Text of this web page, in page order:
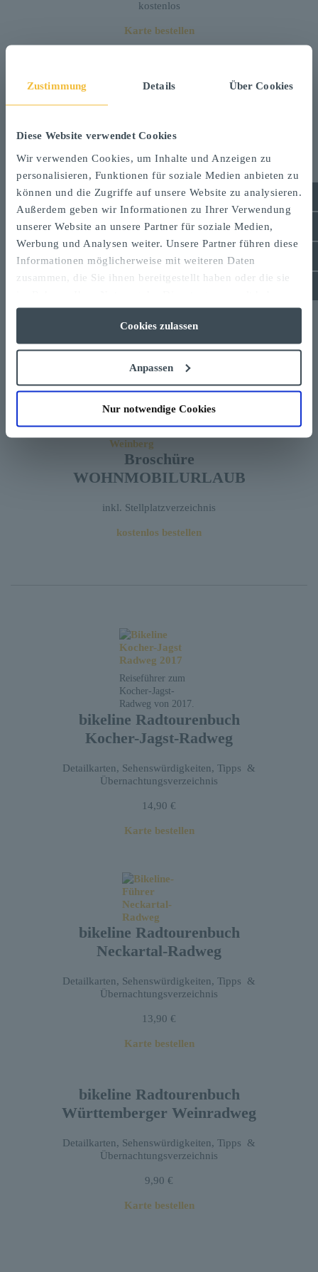
Zustimmung Details Über Cookies
Diese Website verwendet Cookies
Wir verwenden Cookies, um Inhalte und Anzeigen zu
personalisieren, Funktionen für soziale Medien anbieten zu
können und die Zugriffe auf unsere Website zu analysieren.
Außerdem geben wir Informationen zu Ihrer Verwendung
unserer Website an unsere Partner für soziale Medien,
Werbung und Analysen weiter. Unsere Partner führen diese
Informationen möglicherweise mit weiteren Daten
zusammen, die Sie ihnen bereitgestellt haben oder die sie
Cookies zulassen
Anpassen
Nur notwendige Cookies
kostenlos
Karte bestellen
RadErlebnisKarte
Rundtouren und Fernradwege
mit Radwegenetz, Tourenvorschlägen & Radservices
kostenlos
Karte bestellen
Topografische FahrradKarte
HeilbronnerLand
mit Radwegenetz, Tourenvorschlägen & Radservices
Karte bestellen
Broschüre
WOHNMOBILURLAUB
inkl. Stellplatzverzeichnis
kostenlos bestellen
Reiseführer zum
Kocher-Jagst-
Radweg von 2017.
bikeline Radtourenbuch
Kocher-Jagst-Radweg
Detailkarten, Sehenswürdigkeiten, Tipps &
Übernachtungsverzeichnis
14,90 €
Karte bestellen
bikeline Radtourenbuch
Neckartal-Radweg
Detailkarten, Sehenswürdigkeiten, Tipps &
Übernachtungsverzeichnis
13,90 €
Karte bestellen
bikeline Radtourenbuch
Württemberger Weinradweg
Detailkarten, Sehenswürdigkeiten, Tipps &
Übernachtungsverzeichnis
9,90 €
Karte bestellen